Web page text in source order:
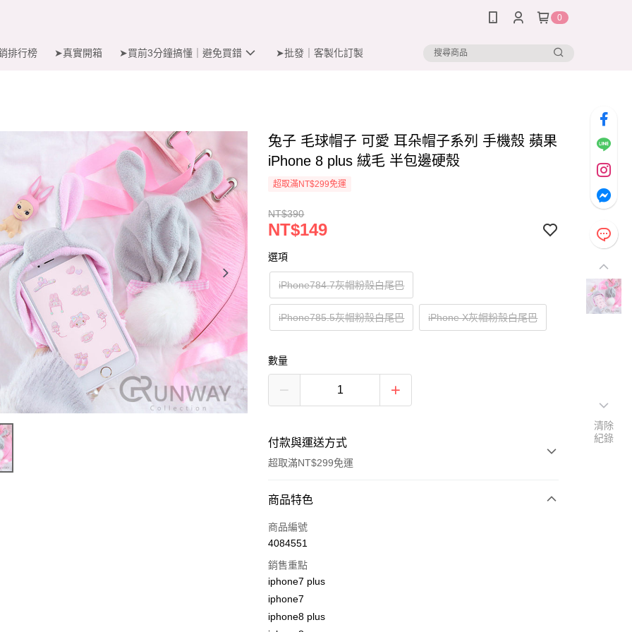
0
排行榜 ➤真實開箱 ➤買前3分鐘搞懂｜避免買錯 ➤批發｜客製化訂製
兔子 毛球帽子 可愛 耳朵帽子系列 手機殼 蘋果
iPhone 8 plus 絨毛 半包邊硬殼
超取滿NT$299免運
NT$390
NT$149
選項
iPhone784.7灰帽粉殼白尾巴
iPhone785.5灰帽粉殼白尾巴 iPhone X灰帽粉殼白尾巴
數量
付款與運送方式
超取滿NT$299免運
付款方式
信用卡一次付款
LINE Pay
Apple Pay
街口支付
商品特色
商品編號
4084551
銷售重點
iphone7 plus
iphone7
iphone8 plus
清除
紀錄